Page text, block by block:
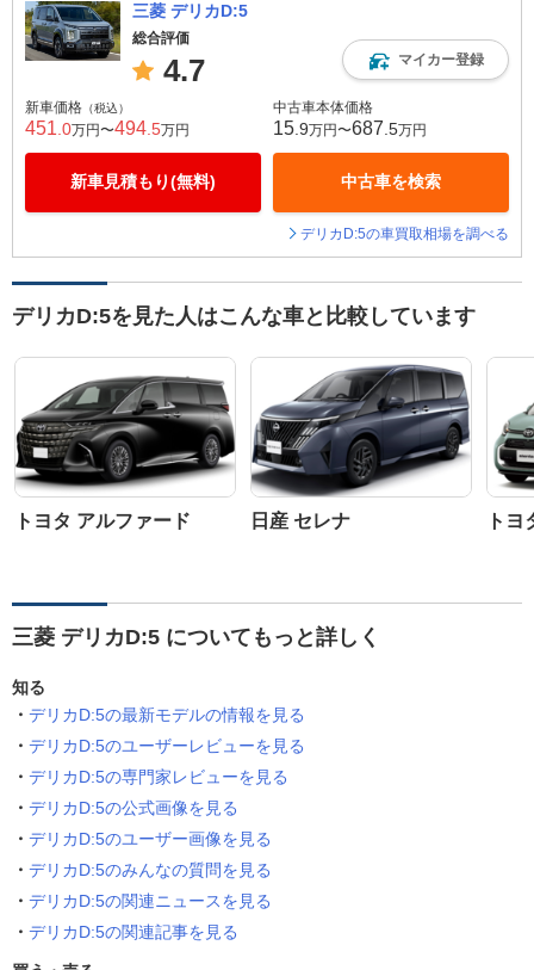
三菱 デリカD:5
総合評価
4.7 マイカー登録
新車価格 （税込）
451 .0万円〜494 .5万円
新車見積もり(無料)
中古車本体価格
15 .9万円〜687 .5万円
中古車を検索
デリカD:5の車買取相場を調べる
デリカD:5を見た人はこんな車と比較しています
トヨタ アルファード 日産 セレナ ト
三菱 デリカD:5 についてもっと詳しく
知る
デリカD:5の最新モデルの情報を見る
デリカD:5のユーザーレビューを見る
デリカD:5の専門家レビューを見る
デリカD:5の公式画像を見る
デリカD:5のユーザー画像を見る
デリカD:5のみんなの質問を見る
デリカD:5の関連ニュースを見る
デリカD:5の関連記事を見る